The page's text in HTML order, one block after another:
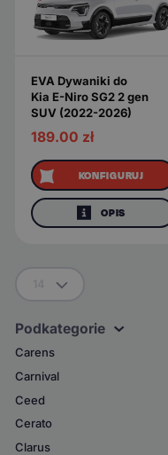
EVA Dywaniki do
Kia E-Niro SG2 2 gen
SUV (2022-2026)
189.00 zł
KONFIGURUJ
OPIS
Podkategorie
Carens
Carnival
Ceed
Cerato
Clarus